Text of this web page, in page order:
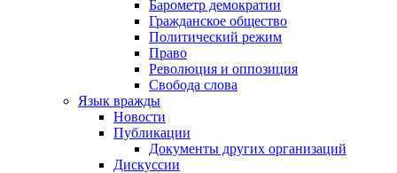
Барометр демократии
Гражданское общество
Политический режим
Право
Революция и оппозиция
Свобода слова
Язык вражды
Новости
Публикации
Документы других организаций
Дискуссии